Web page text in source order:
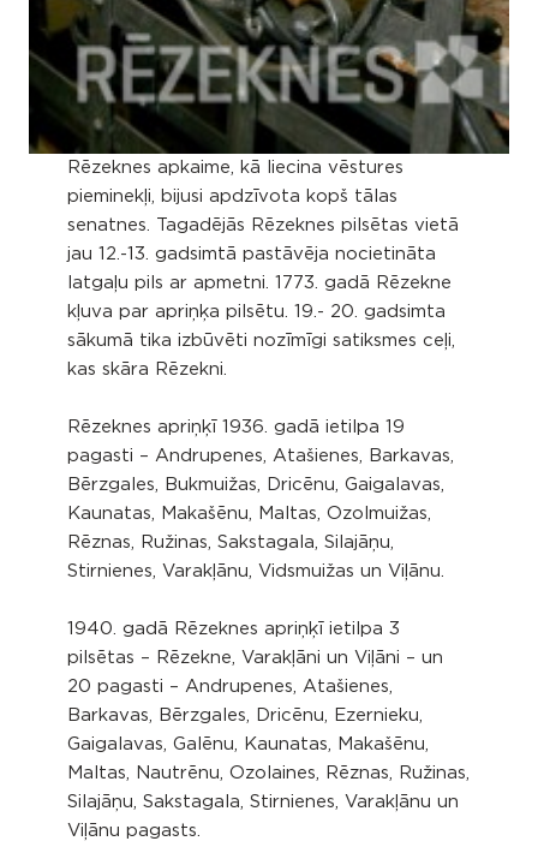
Rēzeknes apkaime, kā liecina vēstures
pieminekļi, bijusi apdzīvota kopš tālas
senatnes. Tagadējās Rēzeknes pilsētas vietā
jau 12.-13. gadsimtā pastāvēja nocietināta
latgaļu pils ar apmetni. 1773. gadā Rēzekne
kļuva par apriņķa pilsētu. 19.- 20. gadsimta
sākumā tika izbūvēti nozīmīgi satiksmes ceļi,
kas skāra Rēzekni.
Rēzeknes apriņķī 1936. gadā ietilpa 19
pagasti – Andrupenes, Atašienes, Barkavas,
Bērzgales, Bukmuižas, Dricēnu, Gaigalavas,
Kaunatas, Makašēnu, Maltas, Ozolmuižas,
Rēznas, Ružinas, Sakstagala, Silajāņu,
Stirnienes, Varakļānu, Vidsmuižas un Viļānu.
1940. gadā Rēzeknes apriņķī ietilpa 3
pilsētas – Rēzekne, Varakļāni un Viļāni – un
20 pagasti – Andrupenes, Atašienes,
Barkavas, Bērzgales, Dricēnu, Ezernieku,
Gaigalavas, Galēnu, Kaunatas, Makašēnu,
Maltas, Nautrēnu, Ozolaines, Rēznas, Ružinas,
Silajāņu, Sakstagala, Stirnienes, Varakļānu un
Viļānu pagasts.